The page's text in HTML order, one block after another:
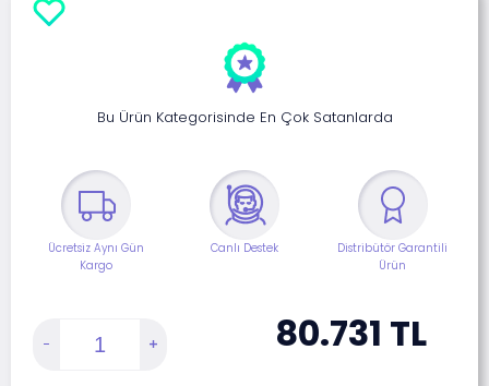
Bu Ürün Kategorisinde En Çok Satanlarda
Ücretsiz Aynı Gün
Kargo
Canlı Destek
Distribütör Garantili
Ürün
80.731 TL